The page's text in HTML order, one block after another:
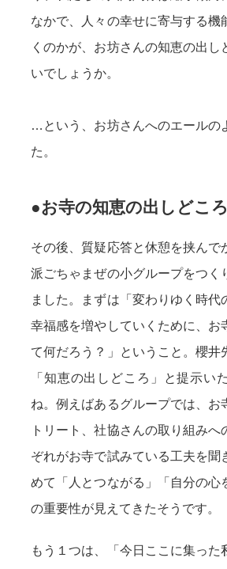
なかで、人々の幸せに寄与する機
くのかが、お坊さんの知恵の出し
いでしょうか。
…という、お坊さんへのエールの
た。
●お寺の知恵の出しどころ
その後、質疑応答と休憩を挟んで
派ごちゃまぜの小グループをつく
ました。まずは「変わりゆく時代
幸福感を増やしていくために、お
て何だろう？」ということ。櫻井
「知恵の出しどころ」と提示い
ね。例えばあるグループでは、お
トリート、社協さんの取り組みへ
ぞれがお寺で試みている工夫を聞
めて「人とつながる」「自分の心
の重要性が見えてきたそうです。
もう１つは、「今日ここに集った